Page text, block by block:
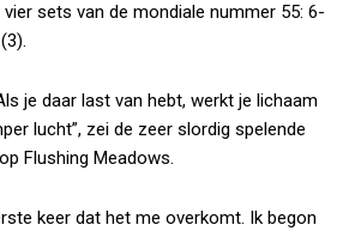
sets van de mondiale nummer 55: 6-
je daar last van hebt, werkt je lichaam
lucht”, zei de zeer slordig spelende
Flushing Meadows.
keer dat het me overkomt. Ik begon